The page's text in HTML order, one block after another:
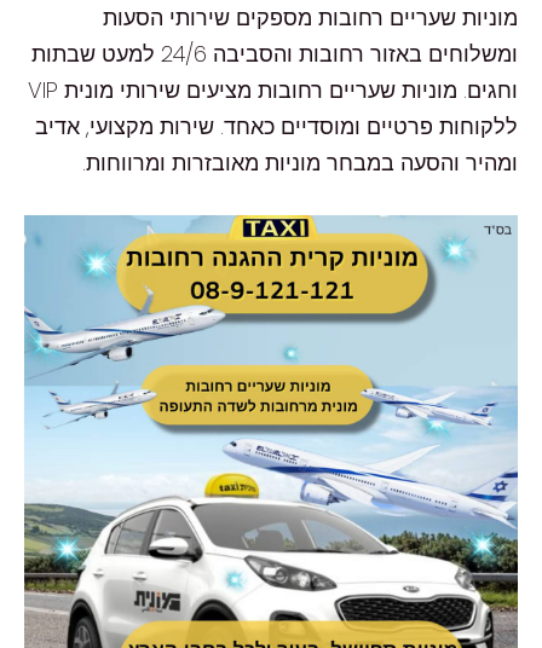
מוניות שעריים רחובות מספקים שירותי הסעות
ומשלוחים באזור רחובות והסביבה 24/6 למעט שבתות
וחגים. מוניות שעריים רחובות מציעים שירותי מונית VIP
ללקוחות פרטיים ומוסדיים כאחד. שירות מקצועי, אדיב
ומהיר והסעה במבחר מוניות מאובזרות ומרווחות.